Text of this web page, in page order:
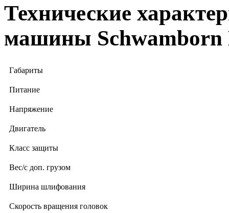
Технические
машины Schwamborn
Габариты
Питание
Напряжение
Двигатель
Класс защиты
Вес/с доп. грузом
Ширина шлифования
Скорость вращения головок